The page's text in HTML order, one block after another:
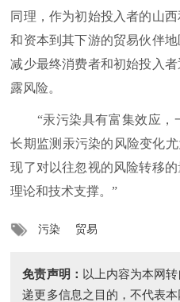
同理，作为初始投入者的山
和资本到其下游的贸易伙伴
减少最终消费者和初始投入
露风险。
“汞污染具有富集效应，
长期监测汞污染的风险变化
现了对以往忽视的风险转移
理论和技术支撑。”
污染 贸易
免责声明： 以上内容为本网
递更多信息之目的，不代表